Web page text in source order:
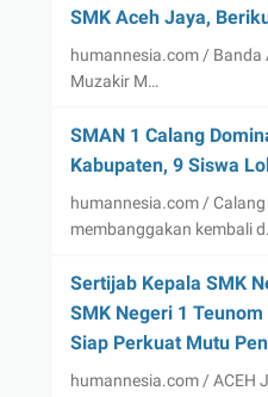
SMK Aceh Jaya,
humannesia.com / Banda
Muzakir M…
SMAN 1 Calang
Kabupaten, 9 Siswa
humannesia.com /
membanggakan kembali
Sertijab Kepala SMK
SMK Negeri 1
Siap Perkuat Mutu
humannesia.com / ACEH